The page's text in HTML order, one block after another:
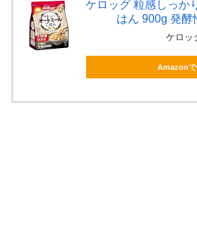
ケロッグ 粒感しっか
はん 900g 発酵
ケロッ
Amazonで